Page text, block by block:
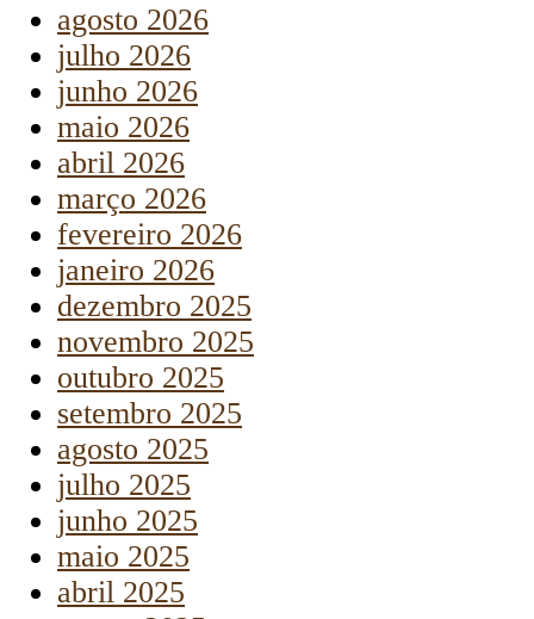
agosto 2026
julho 2026
junho 2026
maio 2026
abril 2026
março 2026
fevereiro 2026
janeiro 2026
dezembro 2025
novembro 2025
outubro 2025
setembro 2025
agosto 2025
julho 2025
junho 2025
maio 2025
abril 2025